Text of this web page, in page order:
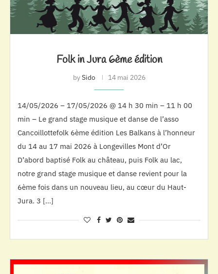
Folk in Jura 6ème édition
bySido 14 mai 2026
14/05/2026 – 17/05/2026 @ 14 h 30 min – 11 h 00
min – Le grand stage musique et danse de l’asso
Cancoillottefolk 6ème édition Les Balkans à l’honneur
du 14 au 17 mai 2026 à Longevilles Mont d’Or
D’abord baptisé Folk au château, puis Folk au lac,
notre grand stage musique et danse revient pour la
6ème fois dans un nouveau lieu, au cœur du Haut-
Jura. 3 […]